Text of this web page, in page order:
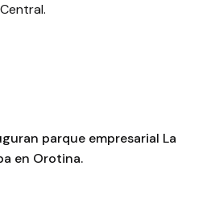
parque empresarial La
en Orotina.